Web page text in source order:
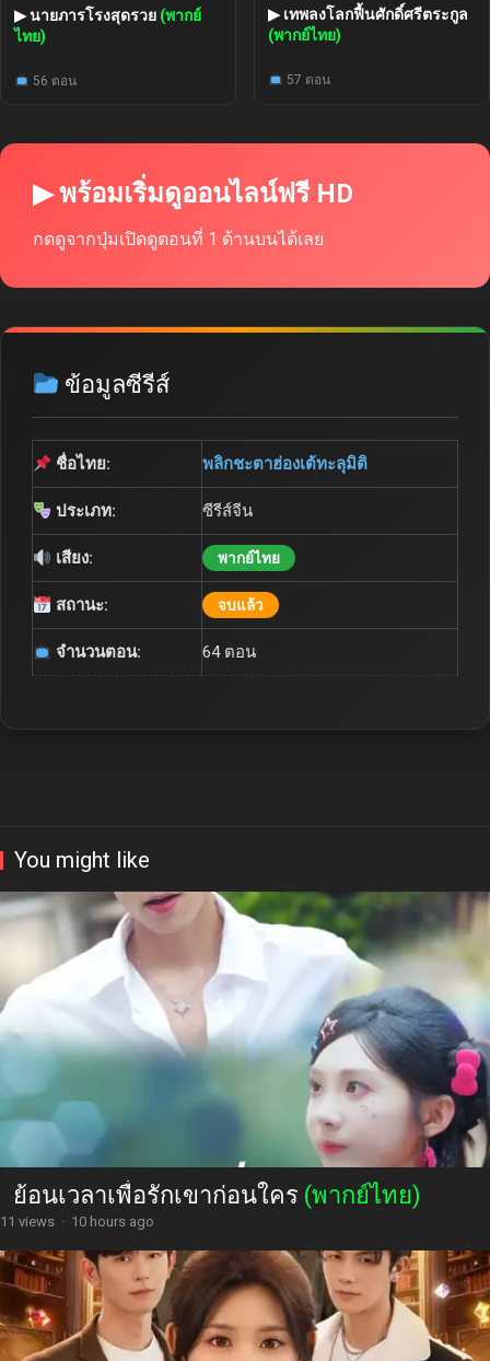
▶ นายภารโรงสุดรวย (พากย์
ไทย)
56 ตอน
▶ เทพลงโลกฟื้นศักดิ์ศรีตระกูล
(พากย์ไทย)
57 ตอน
▶ พร้อมเริ่มดูออนไลน์ฟรี HD
กดดูจากปุ่มเปิดดูตอนที่ 1 ด้านบนได้เลย
ข้อมูลซีรีส์
ชื่อไทย: พลิกชะตาฮ่องเต้ทะลุมิติ
ประเภท: ซีรีส์จีน
เสียง: พากย์ไทย
สถานะ: จบแล้ว
จำนวนตอน: 64 ตอน
You might like
ย้อนเวลาเพื่อรักเขาก่อนใคร (พากย์ไทย)
11 views · 10 hours ago